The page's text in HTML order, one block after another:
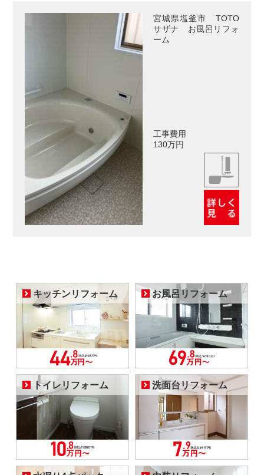
宮城県塩釜市 TOTO
サザナ お風呂リフォ
ーム
工事費用
130万円
キッチンリフォーム お風呂リフォーム
トイレリフォーム 洗面台リフォーム